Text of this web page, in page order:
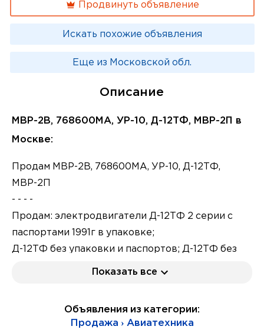
Продвинуть объявление
Искать похожие объявления
Еще из Московской обл.
Описание
МВР-2В, 768600МА, УР-10, Д-12ТФ, МВР-2П в
Москве:
Продам МВР-2В, 768600МА, УР-10, Д-12ТФ,
МВР-2П
- - - -
Продам: электродвигатели Д-12ТФ 2 серии с
паспортами 1991г в упаковке;
Д-12ТФ без упаковки и паспортов; Д-12ТФ без
э/мех МПК-14МТВ 2 серии; электромеханизм
Показать все
Объявления из категории:
Продажа › Авиатехника